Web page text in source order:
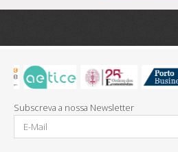
Subscreva a nossa Newsletter